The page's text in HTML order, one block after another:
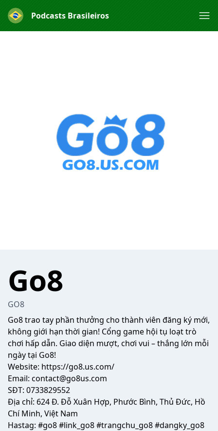
Podcasts Brasileiros
Go8
GO8
Go8trao tay phần thưởng cho thành viên đăng ký mới,
không giới hạn thời gian! Cổng game hội tụ loạt trò
chơi hấp dẫn. Giao diện mượt, chơi vui – thắng lớn mỗi
ngày tại Go8!
Website: https://go8.us.com/
Email: contact@go8us.com
SĐT: 0733829552
Địa chỉ: 624 Đ. Đỗ Xuân Hợp, Phước Bình, Thủ Đức, Hồ
Chí Minh, Việt Nam
Hastag: #go8 #link_go8 #trangchu_go8 #dangky_go8